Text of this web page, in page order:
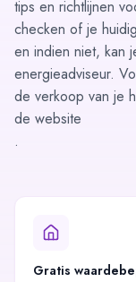
tips en richtlijnen
checken of je
en indien niet, kan
energieadviseur.
de verkoop van je
de website
.
Gratis